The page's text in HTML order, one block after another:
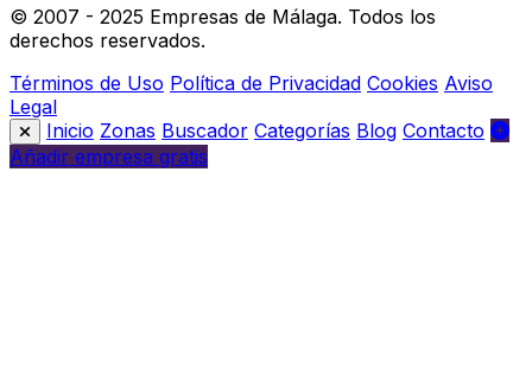
© 2007 - 2025 Empresas de Málaga. Todos los
derechos reservados.
Términos de Uso Política de Privacidad Cookies Aviso
Legal
Inicio Zonas Buscador Categorías Blog Contacto
Añadir empresa gratis